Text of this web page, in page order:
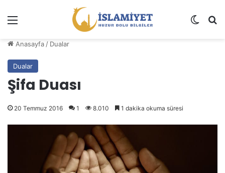
Dış
Anasayfa / Dualar
Dualar
Şifa Duası
20 Temmuz 2016 1 8.010 1 dakika okuma süresi